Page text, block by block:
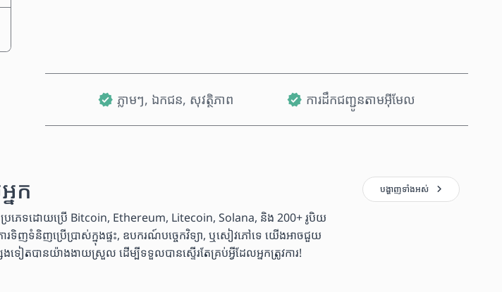
ភ្លាមៗ, ឯកជន, សុវត្ថិភាព ការដឹកជញ្ជូនតាមអ៊ីមែល
ក
ភេទដោយប្រើ Bitcoin, Ethereum, Litecoin, Solana, និង 200+ រូបិយ
រទិញទំនិញប្រើប្រាស់ក្នុងផ្ទះ, ឧបករណ៍បច្ចេកវិទ្យា, ឬសៀវភៅទេ យើងអាចជួយ
ានយ៉ាងងាយស្រួល ដើម្បីទទួលបានស្ទើរតែគ្រប់អ្វីដែលអ្នកត្រូវការ!
បង្ហាញ​ទាំងអស់